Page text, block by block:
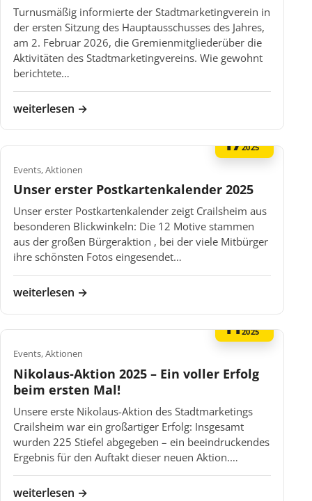
Turnusmäßig informierte der Stadtmarketingverein in
der ersten Sitzung des Hauptausschusses des Jahres,
am 2. Februar 2026, die Gremienmitgliederüber die
Aktivitäten des Stadtmarketingvereins. Wie gewohnt
berichtete…
weiterlesen →
172025
Events, Aktionen
Unser erster Postkartenkalender 2025
Unser erster Postkartenkalender zeigt Crailsheim aus
besonderen Blickwinkeln: Die 12 Motive stammen
aus der großen Bürgeraktion , bei der viele Mitbürger
ihre schönsten Fotos eingesendet…
weiterlesen →
112025
Events, Aktionen
Nikolaus-Aktion 2025 – Ein voller Erfolg
beim ersten Mal!
Unsere erste Nikolaus-Aktion des Stadtmarketings
Crailsheim war ein großartiger Erfolg: Insgesamt
wurden 225 Stiefel abgegeben – ein beeindruckendes
Ergebnis für den Auftakt dieser neuen Aktion.…
weiterlesen →